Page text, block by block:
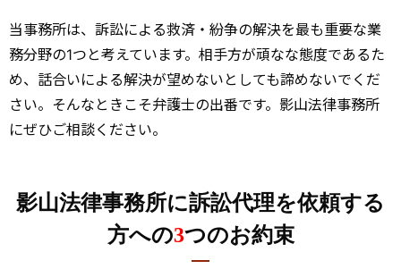
当事務所は、訴訟による救済・紛争の解決を最も重要な業
務分野の1つと考えています。相手方が頑なな態度であるた
め、話合いによる解決が望めないとしても諦めないでくだ
さい。そんなときこそ弁護士の出番です。影山法律事務所
にぜひご相談ください。
影山法律事務所に訴訟代理を依頼する
方への3つのお約束